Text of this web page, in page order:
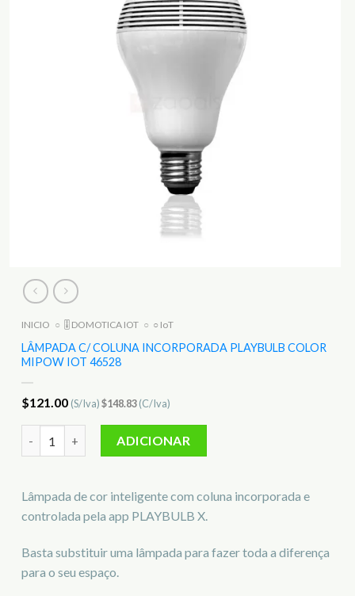
INICIO ○ 🎚️ DOMOTICA IOT ○ ○ IoT
LÂMPADA C/ COLUNA INCORPORADA PLAYBULB COLOR
MIPOW IOT 46528
$121.00 (S/Iva)$148.83(C/Iva)
ADICIONAR
Lâmpada de cor inteligente com coluna incorporada e
controlada pela app PLAYBULB X.
Basta substituir uma lâmpada para fazer toda a diferença
para o seu espaço.